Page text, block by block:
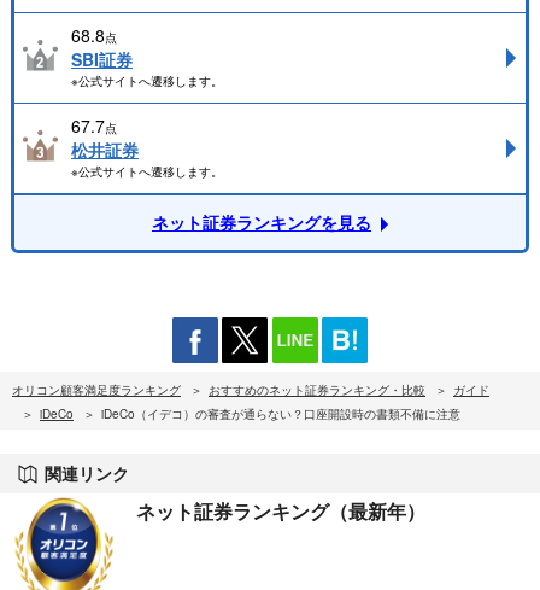
68.8点
SBI証券
※公式サイトへ遷移します。
67.7点
松井証券
※公式サイトへ遷移します。
ネット証券ランキングを見る
オリコン顧客満足度ランキング おすすめのネット証券ランキング・比較
ガイド
iDeCo
iDeCo（イデコ）の審査が通らない？口座開設時の書類不備に注意
関連リンク
ネット証券ランキング（最新年）